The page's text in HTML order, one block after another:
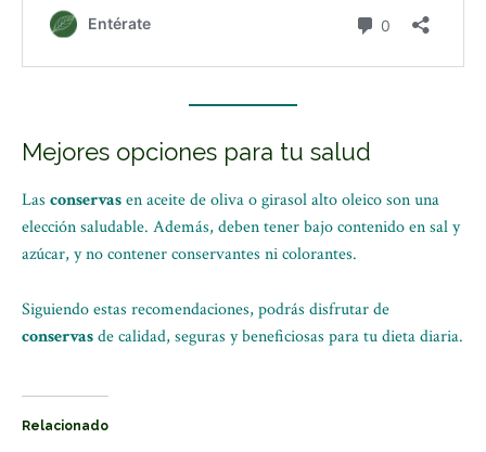
Mejores opciones para tu salud
Las conservasen aceite de oliva o girasol alto oleico son una
elección saludable. Además, deben tener bajo contenido en sal y
azúcar, y no contener conservantes ni colorantes.
Siguiendo estas recomendaciones, podrás disfrutar de
conservasde calidad, seguras y beneficiosas para tu dieta diaria.
Relacionado